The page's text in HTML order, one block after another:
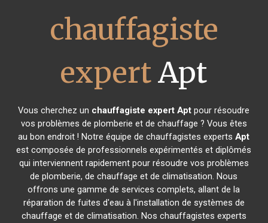
chauffagiste
expertApt
Vous cherchez un chauffagiste expert Apt pour résoudre
vos problèmes de plomberie et de chauffage ? Vous êtes
au bon endroit ! Notre équipe de chauffagistes expertsApt
est composée de professionnels expérimentés et diplômés
qui interviennent rapidement pour résoudre vos problèmes
de plomberie, de chauffage et de climatisation. Nous
offrons une gamme de services complets, allant de la
réparation de fuites d'eau à l'installation de systèmes de
chauffage et de climatisation. Nos chauffagistes experts